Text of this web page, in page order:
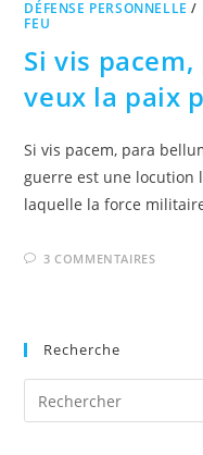
DÉFENSE PERSONNELLE /
FEU
Si vis
veux la paix
Si vis pacem, para
guerre est une locution
laquelle la force
3 COMMENTAIRES
Recherche